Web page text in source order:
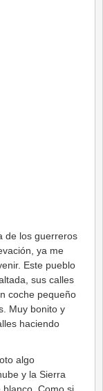
de los guerreros
ya me
Este pueblo
sus calles
coche pequeño
Muy bonito y
haciendo
algo
y la Sierra
blanco. Como si